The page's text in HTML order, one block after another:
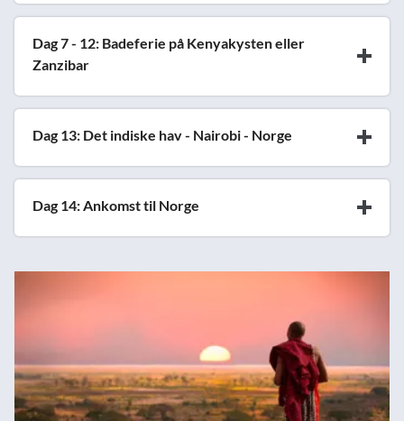
Dag 7 - 12: Badeferie på Kenyakysten eller
Zanzibar
Dag 13: Det indiske hav - Nairobi - Norge
Dag 14: Ankomst til Norge